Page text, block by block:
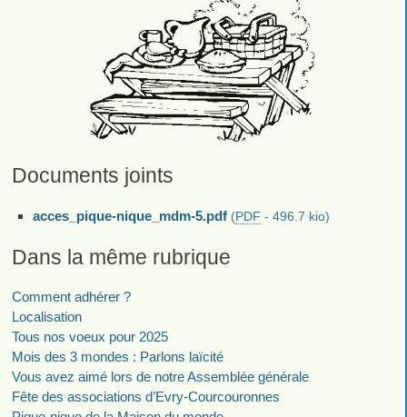
Documents joints
acces_pique-nique_mdm-5.pdf (PDF - 496.7 kio)
Dans la même rubrique
Comment adhérer ?
Localisation
Tous nos voeux pour 2025
Mois des 3 mondes : Parlons laïcité
Vous avez aimé lors de notre Assemblée générale
Fête des associations d’Evry-Courcouronnes